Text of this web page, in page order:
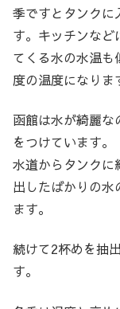
季ですとタンクに
す。キッチンなど
てくる水の水温
度の温度になりま
函館は水が綺麗
をつけています。
水道からタンクに
出したばかりの水
ます。
続けて2杯めを抽
す。